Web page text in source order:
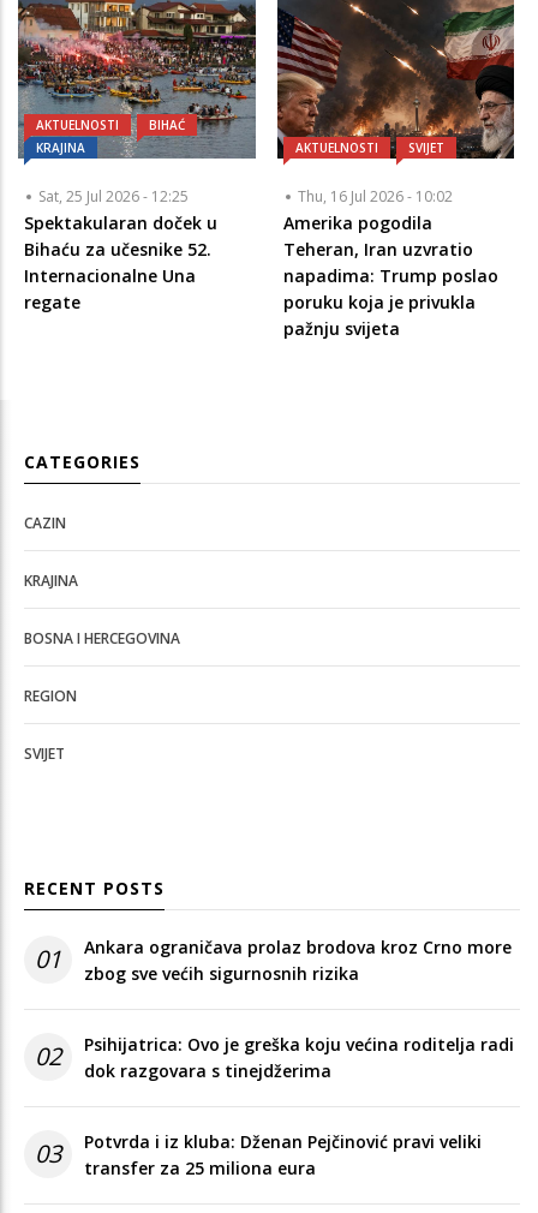
AKTUELNOSTI
BIHAĆ
KRAJINA
Sat, 25 Jul 2026 - 12:25
Spektakularan doček u
Bihaću za učesnike 52.
Internacionalne Una
regate
AKTUELNOSTI SVIJET
Thu, 16 Jul 2026 - 10:02
Amerika pogodila
Teheran, Iran uzvratio
napadima: Trump poslao
poruku koja je privukla
pažnju svijeta
CATEGORIES
CAZIN
KRAJINA
BOSNA I HERCEGOVINA
REGION
SVIJET
RECENT POSTS
01
Ankara ograničava prolaz brodova kroz Crno more
zbog sve većih sigurnosnih rizika
02
Psihijatrica: Ovo je greška koju većina roditelja radi
dok razgovara s tinejdžerima
03
Potvrda i iz kluba: Dženan Pejčinović pravi veliki
transfer za 25 miliona eura